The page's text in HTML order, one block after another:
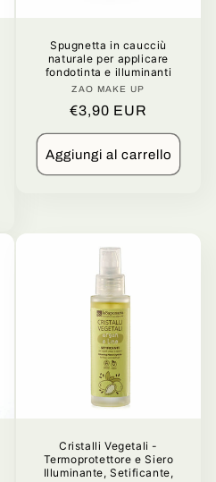
Spugnetta in caucciù
naturale per applicare
fondotinta e illuminanti
Produttore:
ZAO MAKE UP
Prezzo
di
listino
€3,90 EUR
Aggiungi al carrello
Cristalli Vegetali -
Termoprotettore e Siero
Illuminante, Setificante,